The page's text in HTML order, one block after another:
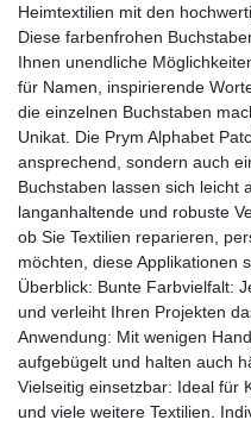
Heimtextilien mit den
Diese farbenfrohen
Ihnen unendliche
für Namen, inspirierende
die einzelnen Buchstaben
Unikat. Die Prym Alphabet
ansprechend, sondern auch
Buchstaben lassen sich leicht
langanhaltende und robuste
ob Sie Textilien reparieren,
möchten, diese Applikationen
Überblick: Bunte Farbvielfalt:
und verleiht Ihren Projekten
Anwendung: Mit wenigen
aufgebügelt und halten auch
Vielseitig einsetzbar: Ideal für
und viele weitere Textilien.